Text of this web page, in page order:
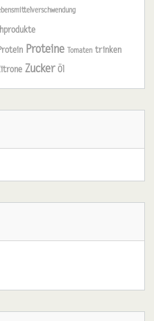
Proteine Tomaten trinken
Zucker Öl